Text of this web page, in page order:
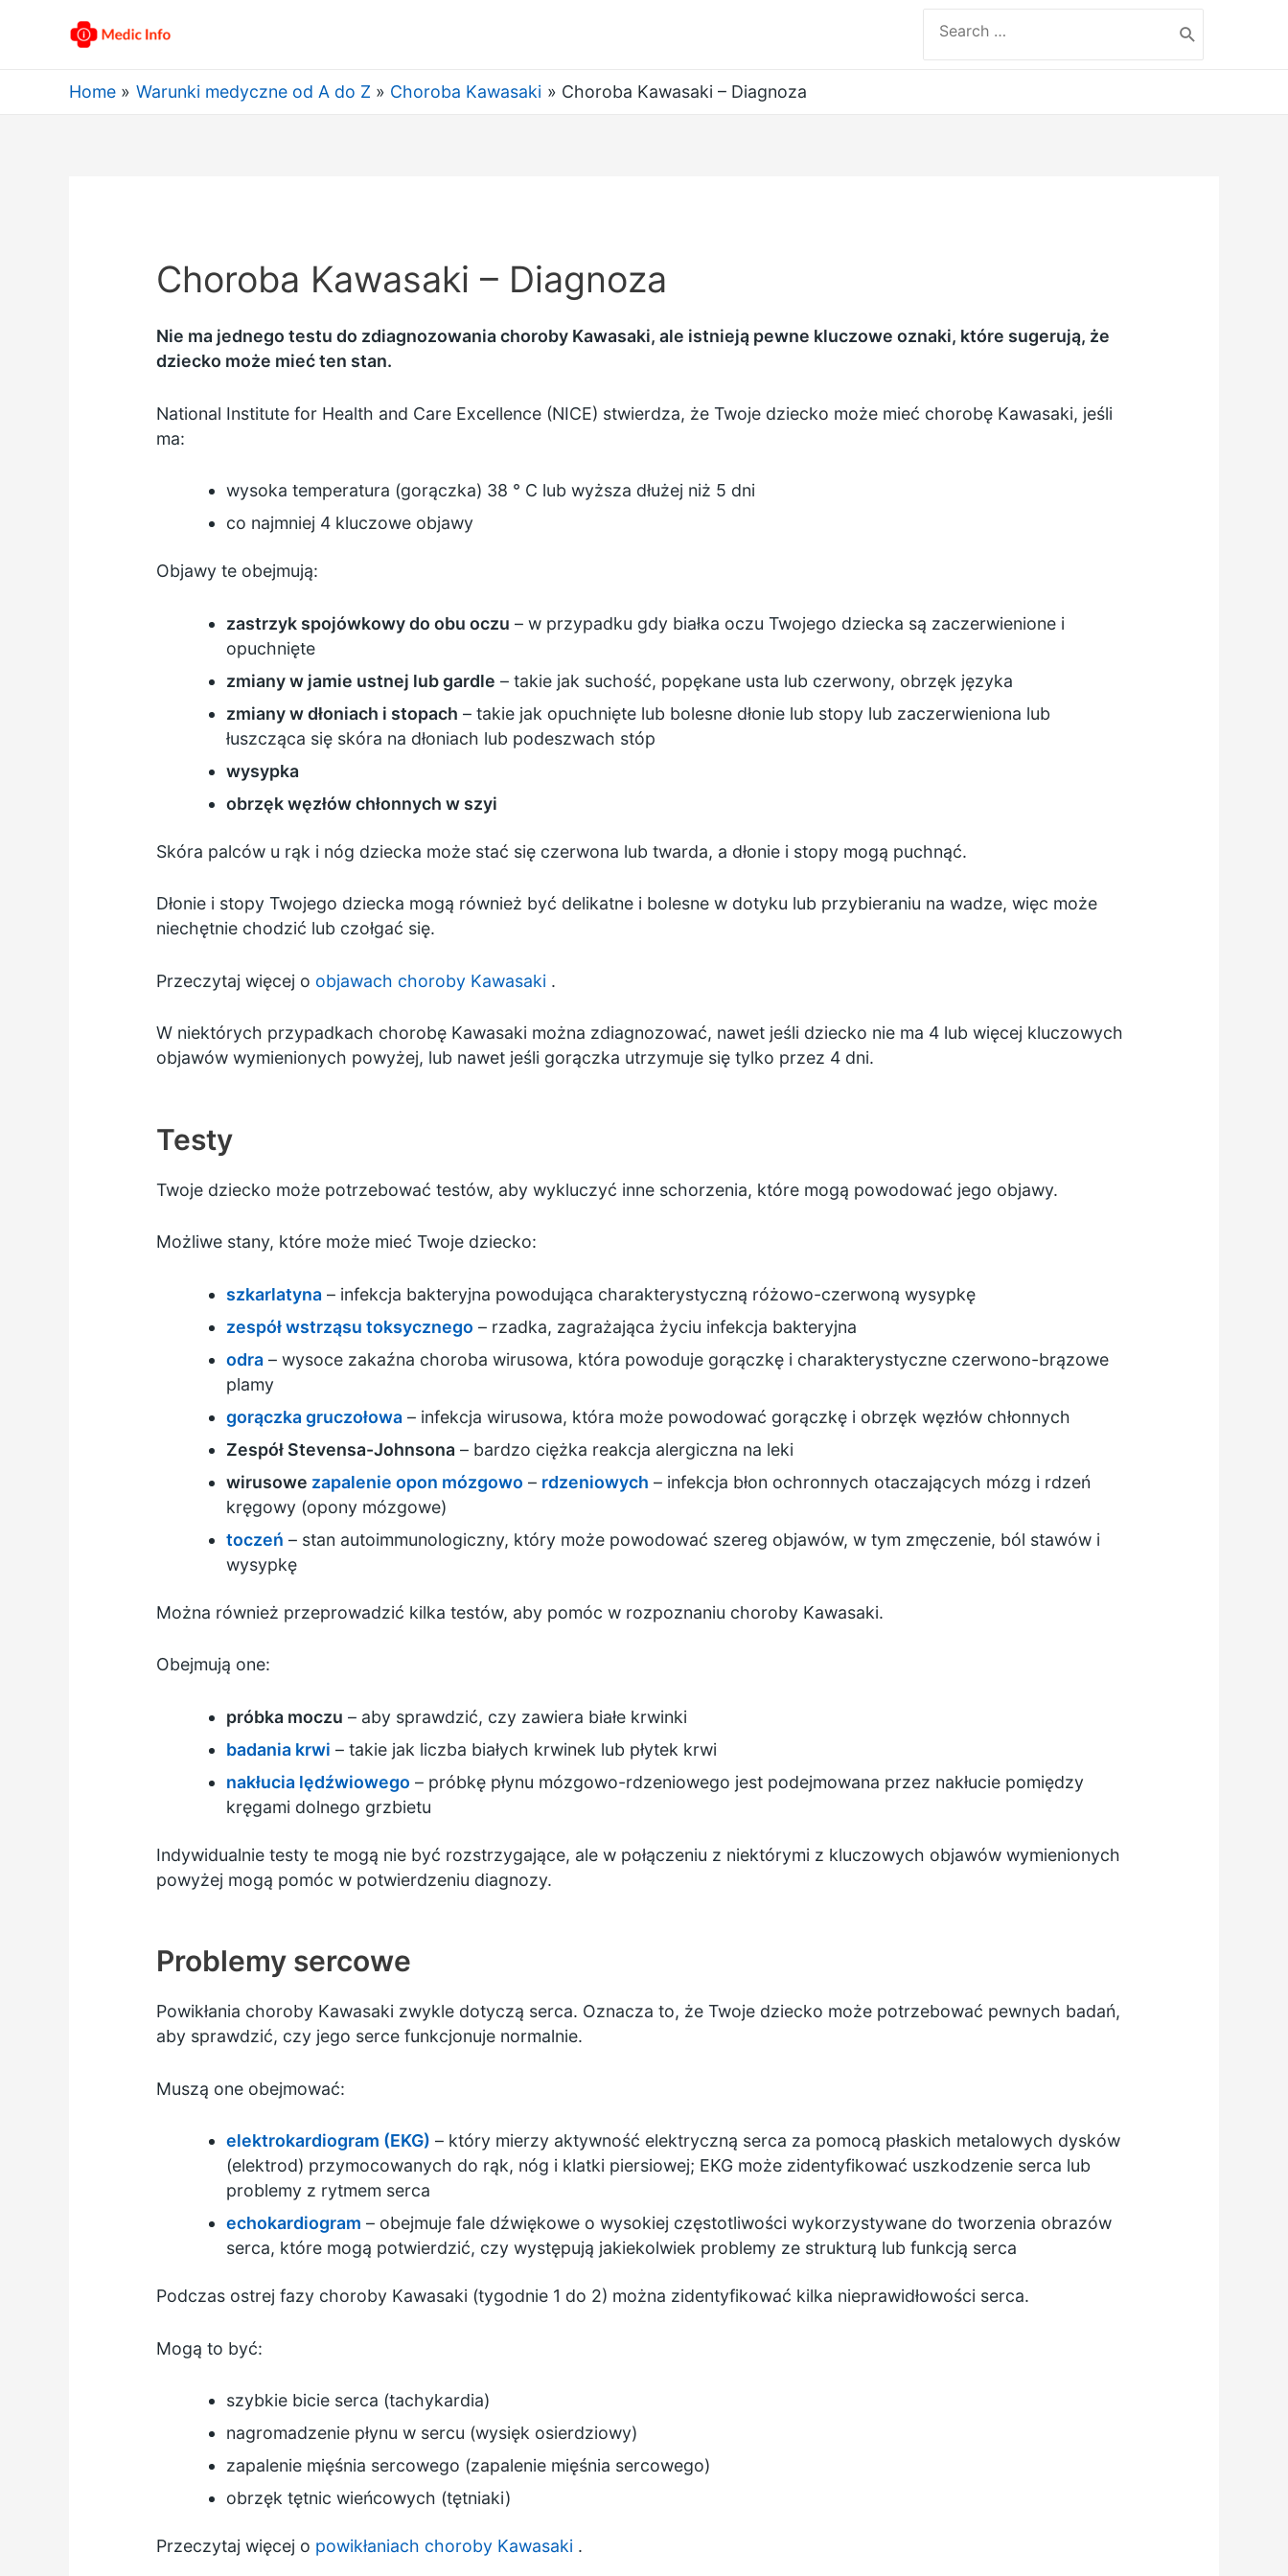
for:
Home Warunki medyczne od A do Z Choroba Kawasaki Choroba Kawasaki – Diagnoza
Choroba Kawasaki – Diagnoza
Nie ma jednego testu do zdiagnozowania choroby Kawasaki, ale istnieją pewne kluczowe oznaki, które sugerują, że
dziecko może mieć ten stan.
National Institute for Health and Care Excellence (NICE) stwierdza, że Twoje dziecko może mieć chorobę Kawasaki, jeśli
ma:
wysoka temperatura (gorączka) 38 ° C lub wyższa dłużej niż 5 dni
co najmniej 4 kluczowe objawy
Objawy te obejmują:
zastrzyk spojówkowy do obu oczu – w przypadku gdy białka oczu Twojego dziecka są zaczerwienione i
opuchnięte
zmiany w jamie ustnej lub gardle – takie jak suchość, popękane usta lub czerwony, obrzęk języka
zmiany w dłoniach i stopach – takie jak opuchnięte lub bolesne dłonie lub stopy lub zaczerwieniona lub
łuszcząca się skóra na dłoniach lub podeszwach stóp
wysypka
obrzęk węzłów chłonnych w szyi
Skóra palców u rąk i nóg dziecka może stać się czerwona lub twarda, a dłonie i stopy mogą puchnąć.
Dłonie i stopy Twojego dziecka mogą również być delikatne i bolesne w dotyku lub przybieraniu na wadze, więc może
niechętnie chodzić lub czołgać się.
Przeczytaj więcej o objawach choroby Kawasaki .
W niektórych przypadkach chorobę Kawasaki można zdiagnozować, nawet jeśli dziecko nie ma 4 lub więcej kluczowych
objawów wymienionych powyżej, lub nawet jeśli gorączka utrzymuje się tylko przez 4 dni.
Testy
Twoje dziecko może potrzebować testów, aby wykluczyć inne schorzenia, które mogą powodować jego objawy.
Możliwe stany, które może mieć Twoje dziecko:
szkarlatyna – infekcja bakteryjna powodująca charakterystyczną różowo-czerwoną wysypkę
zespół wstrząsu toksycznego – rzadka, zagrażająca życiu infekcja bakteryjna
odra – wysoce zakaźna choroba wirusowa, która powoduje gorączkę i charakterystyczne czerwono-brązowe
plamy
gorączka gruczołowa – infekcja wirusowa, która może powodować gorączkę i obrzęk węzłów chłonnych
Zespół Stevensa-Johnsona – bardzo ciężka reakcja alergiczna na leki
wirusowe zapalenie opon mózgowo – rdzeniowych – infekcja błon ochronnych otaczających mózg i rdzeń
kręgowy (opony mózgowe)
toczeń – stan autoimmunologiczny, który może powodować szereg objawów, w tym zmęczenie, ból stawów i
wysypkę
Można również przeprowadzić kilka testów, aby pomóc w rozpoznaniu choroby Kawasaki.
Obejmują one:
próbka moczu – aby sprawdzić, czy zawiera białe krwinki
badania krwi – takie jak liczba białych krwinek lub płytek krwi
nakłucia lędźwiowego – próbkę płynu mózgowo-rdzeniowego jest podejmowana przez nakłucie pomiędzy
kręgami dolnego grzbietu
Indywidualnie testy te mogą nie być rozstrzygające, ale w połączeniu z niektórymi z kluczowych objawów wymienionych
powyżej mogą pomóc w potwierdzeniu diagnozy.
Problemy sercowe
Powikłania choroby Kawasaki zwykle dotyczą serca. Oznacza to, że Twoje dziecko może potrzebować pewnych badań,
aby sprawdzić, czy jego serce funkcjonuje normalnie.
Muszą one obejmować:
elektrokardiogram (EKG) – który mierzy aktywność elektryczną serca za pomocą płaskich metalowych dysków
(elektrod) przymocowanych do rąk, nóg i klatki piersiowej; EKG może zidentyfikować uszkodzenie serca lub
problemy z rytmem serca
echokardiogram – obejmuje fale dźwiękowe o wysokiej częstotliwości wykorzystywane do tworzenia obrazów
serca, które mogą potwierdzić, czy występują jakiekolwiek problemy ze strukturą lub funkcją serca
Podczas ostrej fazy choroby Kawasaki (tygodnie 1 do 2) można zidentyfikować kilka nieprawidłowości serca.
Mogą to być:
szybkie bicie serca (tachykardia)
nagromadzenie płynu w sercu (wysięk osierdziowy)
zapalenie mięśnia sercowego (zapalenie mięśnia sercowego)
obrzęk tętnic wieńcowych (tętniaki)
Przeczytaj więcej o powikłaniach choroby Kawasaki .